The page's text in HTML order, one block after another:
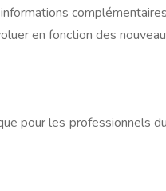
en fonction des
pour les professionnels